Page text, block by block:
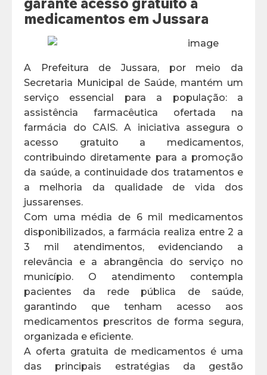
medicamentos em Jussara
A Prefeitura de Jussara, por meio da
Secretaria Municipal de Saúde, mantém um
serviço essencial para a população: a
assistência farmacêutica ofertada na
farmácia do CAIS. A iniciativa assegura o
acesso gratuito a medicamentos,
contribuindo diretamente para a promoção
da saúde, a continuidade dos tratamentos e
a melhoria da qualidade de vida dos
jussarenses.
Com uma média de 6 mil medicamentos
disponibilizados, a farmácia realiza entre 2 a
3 mil atendimentos, evidenciando a
relevância e a abrangência do serviço no
município. O atendimento contempla
pacientes da rede pública de saúde,
garantindo que tenham acesso aos
medicamentos prescritos de forma segura,
organizada e eficiente.
A oferta gratuita de medicamentos é uma
das principais estratégias da gestão